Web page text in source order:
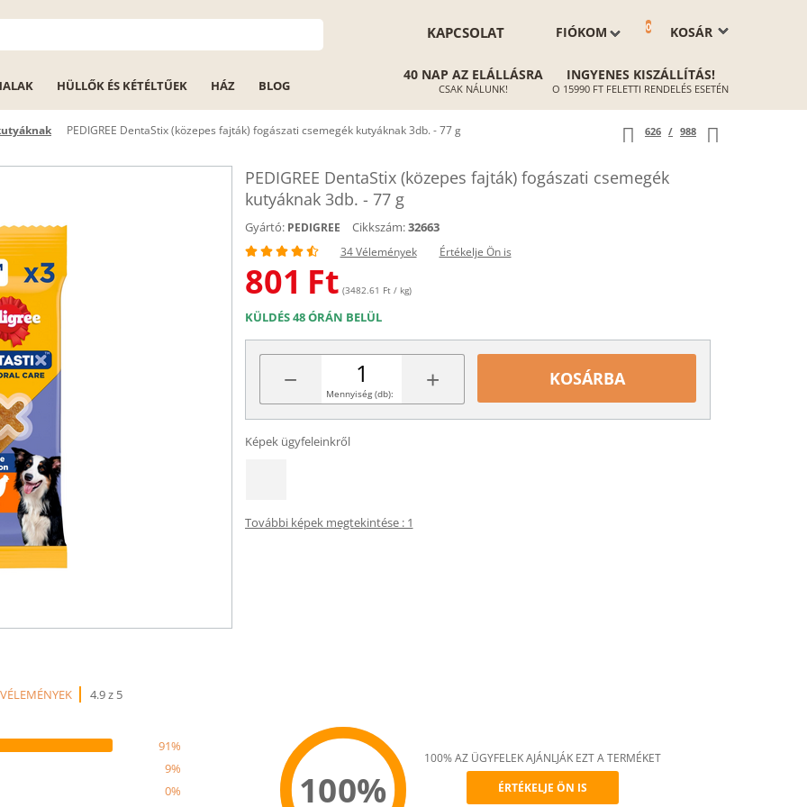
KOSÁR
0
FIÓKOM
KAPCSOLAT
HÜLLŐK ÉS KÉTÉLTŰEK HÁZ BLOG
40 NAP AZ ELÁLLÁSRA
CSAK NÁLUNK!
INGYENES KISZÁLLÍTÁS!
O 15990 FT FELETTI RENDELÉS ESETÉN
PEDIGREE DentaStix (közepes fajták) fogászati csemegék kutyáknak 3db. - 77 g 626 / 988
PEDIGREE DentaStix (közepes fajták) fogászati csemegék
kutyáknak 3db. - 77 g
Gyártó: PEDIGREE Cikkszám:32663
34 Vélemények Értékelje Ön is
801 Ft (3482.61 Ft / kg)
KÜLDÉS 48 ÓRÁN BELÜL
− +
Mennyiség (db):
KOSÁRBA
Képek ügyfeleinkről
További képek megtekintése : 1
4.9 z 5
91%
9%
0%
100%
100% AZ ÜGYFELEK AJÁNLJÁK EZT A TERMÉKET
ÉRTÉKELJE ÖN IS